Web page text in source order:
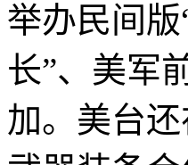
举办民间
长”、美军
加。美台